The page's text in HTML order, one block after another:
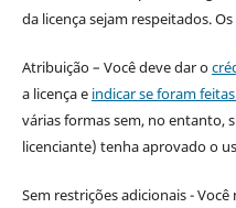
da licença sejam respeitados.
Atribuição – Você deve dar o
a licença e indicar se foram
várias formas sem, no entanto,
licenciante) tenha aprovado o
Sem restrições adicionais -